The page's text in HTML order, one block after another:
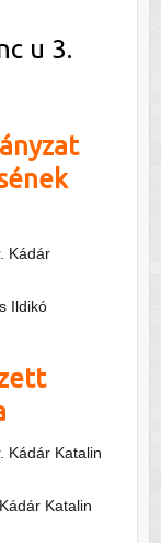
u 3.
Kádár
Ildikó
Kádár Katalin
Katalin